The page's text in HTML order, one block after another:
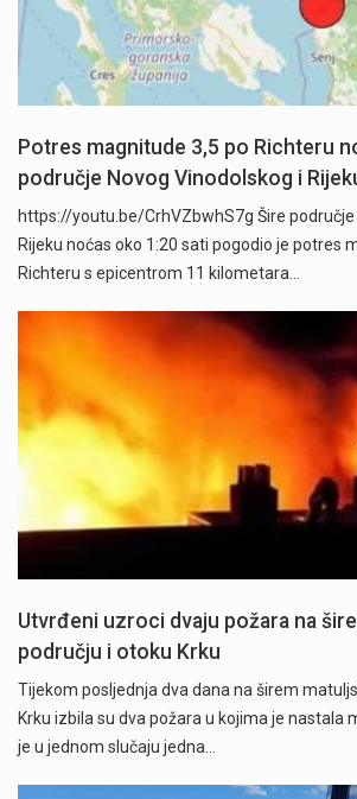
Potres magnitude 3,5 po Richteru
područje Novog Vinodolskog i
https://youtu.be/CrhVZbwhS7g Šire područje
Rijeku noćas oko 1:20 sati pogodio je potres
Richteru s epicentrom 11 kilometara…
Utvrđeni uzroci dvaju požara na
području i otoku Krku
Tijekom posljednja dva dana na širem
Krku izbila su dva požara u kojima je nastala
je u jednom slučaju jedna…